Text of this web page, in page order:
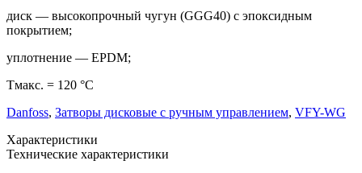
диск — высокопрочный чугун (GGG40) с эпоксидным
покрытием;
уплотнение — EPDM;
Тмакс. = 120 °С
Danfoss, Затворы дисковые с ручным управлением, VFY-WG
Характеристики
Технические характеристики